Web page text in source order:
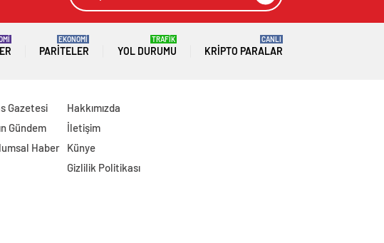
PARITELER
EKONOMİ
YOL DURUMU
TRAFİK
KRIPTO PARALAR
CANLI
Gazetesi
Gündem
Haber
Hakkımızda
İletişim
Künye
Gizlilik Politikası